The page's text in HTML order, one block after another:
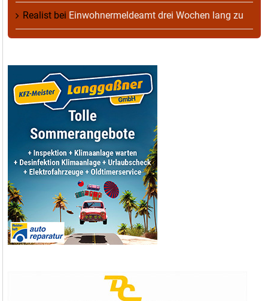
Realist bei Einwohnermeldeamt drei Wochen lang zu